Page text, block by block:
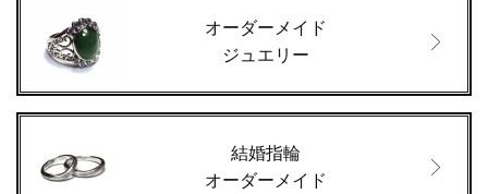
オーダーメイド
ジュエリー
結婚指輪
オーダーメイド